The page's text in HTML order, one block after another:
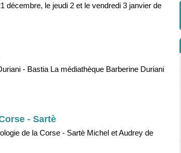
décembre, le jeudi 2 et le vendredi 3 janvier de
- Bastia La médiathèque Barberine Duriani
- Sartè
de la Corse - Sartè Michel et Audrey de